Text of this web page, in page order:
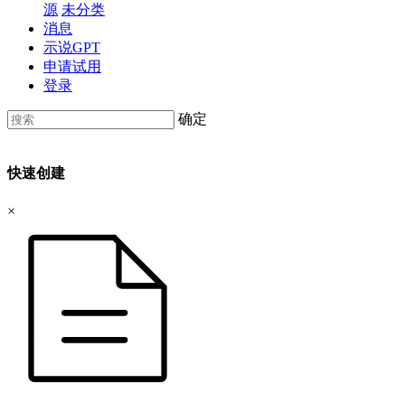
源 未分类
消息
示说GPT
申请试用
登录
确定
快速创建
×